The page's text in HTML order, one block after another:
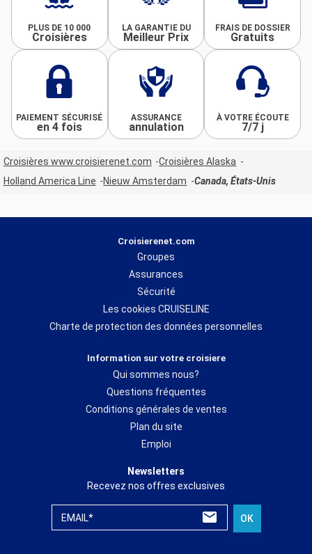
PLUS DE 10 000
Croisières
LA GARANTIE DU
Meilleur Prix
FRAIS DE DOSSIER
Gratuits
PAIEMENT SÉCURISÉ
en 4 fois
ASSURANCE
annulation
À VOTRE ÉCOUTE
7/7 j
Croisières www.croisierenet.com
Croisières Alaska
Holland America Line
Nieuw Amsterdam Canada, États-Unis
Croisierenet.com
Groupes
Assurances
Sécurité
Les cookies CRUISELINE
Charte de protection des données personnelles
Information sur votre croisiere
Qui sommes nous?
Questions fréquentes
Conditions générales de ventes
Plan du site
Emploi
Newsletters
Recevez nos offres exclusives
EMAIL* OK